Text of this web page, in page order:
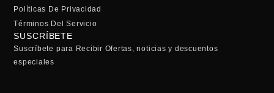
Políticas De Privacidad
Términos Del Servicio
SUSCRÍBETE
Suscríbete para Recibir Ofertas, noticias y descuentos
especiales